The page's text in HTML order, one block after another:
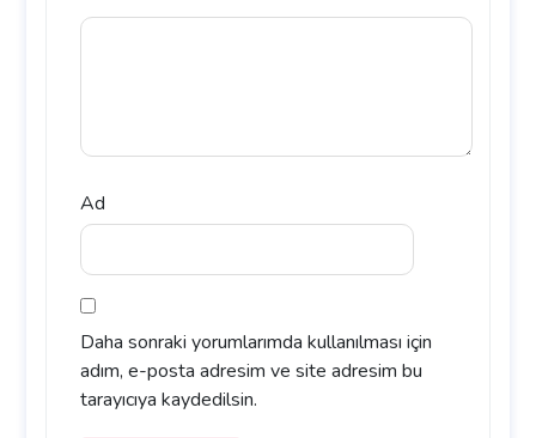
Ad
Daha sonraki yorumlarımda kullanılması için
adım, e-posta adresim ve site adresim bu
tarayıcıya kaydedilsin.